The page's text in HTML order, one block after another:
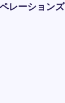
レーションズ